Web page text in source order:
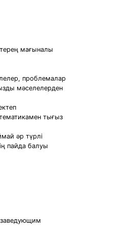
мағыналы
проблемалар
мәселелерден
тығыз
әр түрлі
пайда балуы
заведующим